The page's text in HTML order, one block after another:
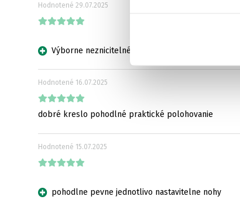
Hodnotené 29.07.2025
Výborne neznicitelné stoličky celoživotné
Hodnotené 16.07.2025
dobré kreslo pohodlné praktické polohovanie
Hodnotené 15.07.2025
pohodlne pevne jednotlivo nastavitelne nohy